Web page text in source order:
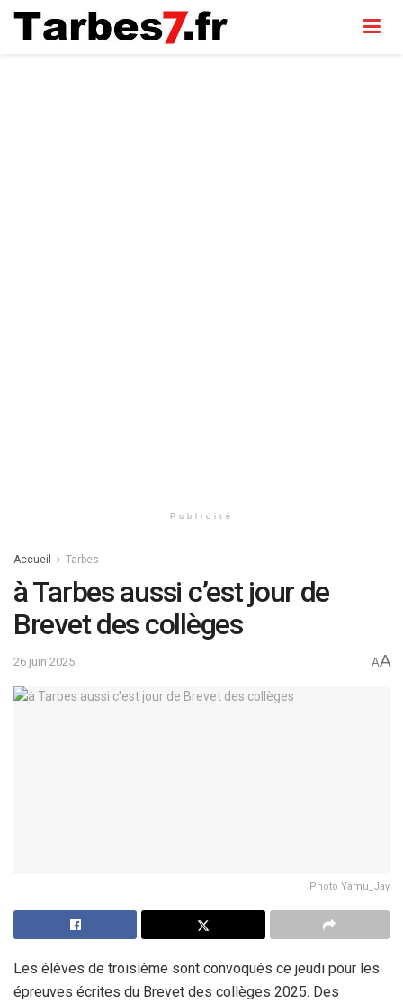
Publicité
Accueil Tarbes
à Tarbes aussi c’est jour de
Brevet des collèges
26 juin 2025 AA
Photo Yamu_Jay
Les élèves de troisième sont convoqués ce jeudi pour les
épreuves écrites du Brevet des collèges 2025. Des